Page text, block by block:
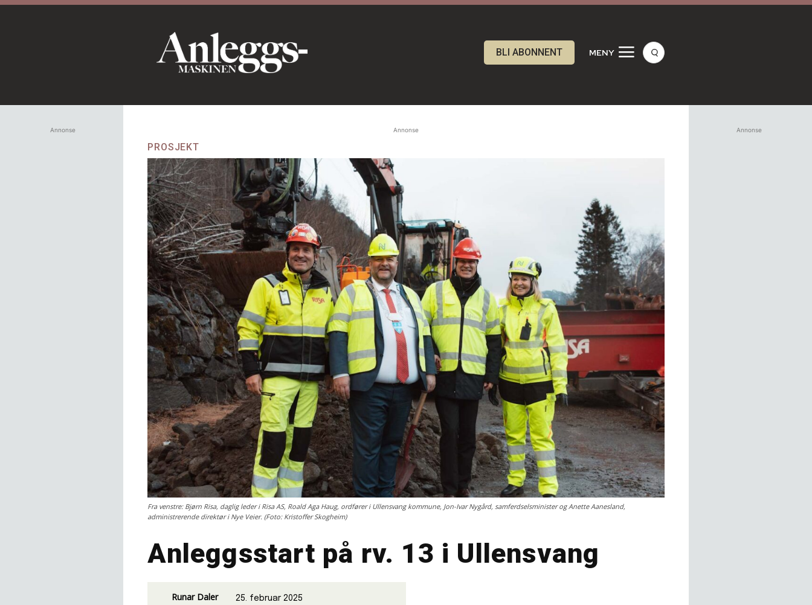
BLI ABONNENT MENY
Annonse Annonse
PROSJEKT
Fra venstre: Bjørn Risa, daglig leder i Risa AS, Roald Aga Haug, ordfører i Ullensvang kommune, Jon-Ivar Nygård, samferdselsminister og Anette Aanesland,
administrerende direktør i Nye Veier. (Foto: Kristoffer Skogheim)
Anleggsstart på rv. 13 i Ullensvang
Runar Daler 25. februar 2025
Annonse